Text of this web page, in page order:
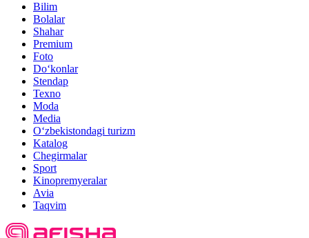
Bilim
Bolalar
Shahar
Premium
Foto
Do‘konlar
Stendap
Texno
Moda
Media
O‘zbekistondagi turizm
Katalog
Chegirmalar
Sport
Kinopremyeralar
Avia
Taqvim